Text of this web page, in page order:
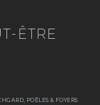
ÊTRE
, POÊLES & FOYERS